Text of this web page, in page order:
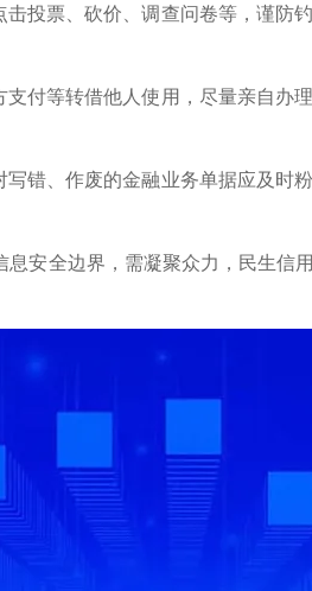
投票、砍价、调查问卷等，谨防
付等转借他人使用，尽量亲自办
错、作废的金融业务单据应及时
安全边界，需凝聚众力，民生信